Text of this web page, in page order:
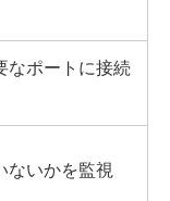
なポートに接続
ないかを監視